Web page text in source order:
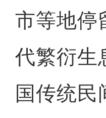
市等地停
代繁衍生
国传统